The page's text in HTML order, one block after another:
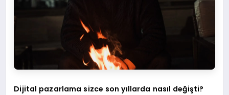
Dijital pazarlama sizce son yıllarda nasıl değişti?